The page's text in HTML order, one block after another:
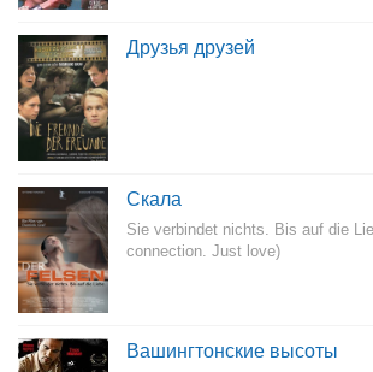
Друзья друзей
Скала
Sie verbindet nichts. Bis auf die
connection. Just love)
Вашингтонские высоты